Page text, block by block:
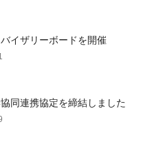
イザリーボードを開催
同連携協定を締結しました